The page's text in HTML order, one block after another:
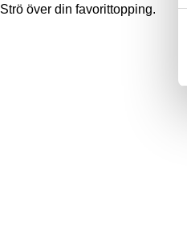
Strö över din favorittopping.